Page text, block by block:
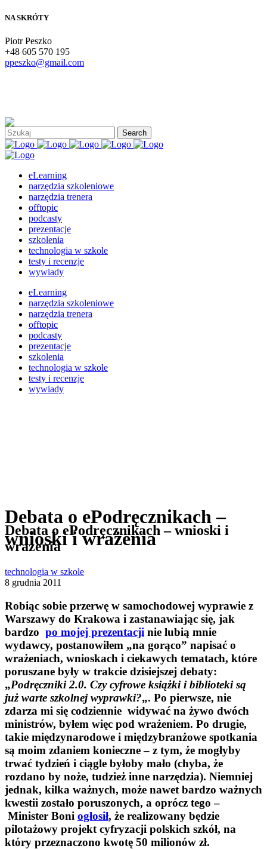
NA SKRÓTY
Piotr Peszko
+48 605 570 195
ppeszko@gmail.com
eLearning
narzędzia szkoleniowe
narzędzia trenera
offtopic
podcasty
prezentacje
szkolenia
technologia w szkole
testy i recenzje
wywiady
eLearning
narzędzia szkoleniowe
narzędzia trenera
offtopic
podcasty
prezentacje
szkolenia
technologia w szkole
testy i recenzje
wywiady
Debata o ePodręcznikach –
wnioski i wrażenia
Debata o ePodręcznikach – wnioski i
wrażenia
technologia w szkole
8 grudnia 2011
Robiąc sobie przerwę w samochodowej wyprawie z
Warszawy do Krakowa i zastanawiając się, jak
bardzo po mojej prezentacji nie lubią mnie
wydawcy, postanowiłem „na gorąco” napisać o
wrażeniach, wnioskach i ciekawych tematach, które
poruszane były w trakcie dzisiejszej debaty:
„Podręczniki 2.0. Czy cyfrowe książki i biblioteki są
już warte szkolnej wyprawki?„. Po pierwsze, nie
zdarza mi się codziennie widywać na żywo dwóch
ministrów, byłem więc pod wrażeniem. Po drugie,
takie międzynarodowe i międzybranżowe spotkania
są moim zdaniem konieczne – z tym, że mogłyby
trwać tydzień i ciągle byłoby mało (chyba, że
rozdano by noże, tudzież inne narzędzia). Niemniej
jednak, kilka ważnych, może nawet bardzo ważnych
kwestii zostało poruszonych, a oprócz tego –
Minister Boni ogłosił, że realizowany będzie
pilotażowy projekt cyfryzacji polskich szkół, na
który przeznaczono kwotę 50 milionów zł.